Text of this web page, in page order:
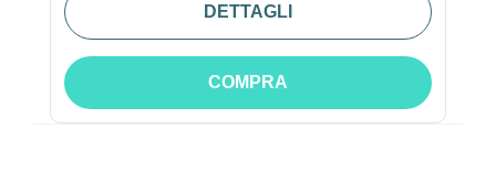
DETTAGLI
COMPRA